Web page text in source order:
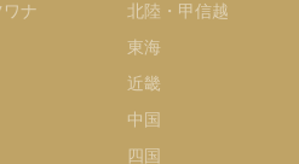
ワナ
北陸・甲信越
東海
近畿
中国
四国